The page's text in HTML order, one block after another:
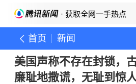
· 获取全网一手热点
首页 新闻
美国声称不存在封锁，
廉耻地撒谎，无耻到惊